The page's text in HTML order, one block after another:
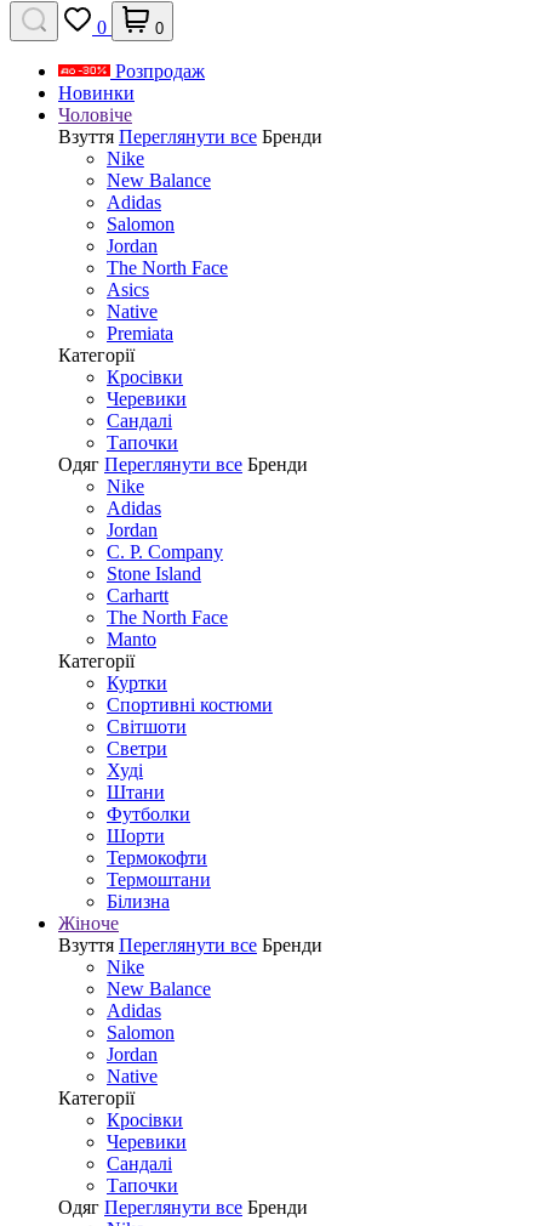
0 0
Розпродаж
Новинки
Чоловіче
Взуття Переглянути все Бренди
Nike
New Balance
Adidas
Salomon
Jordan
The North Face
Asics
Native
Premiata
Категорії
Кросівки
Черевики
Сандалі
Tапочки
Одяг Переглянути все Бренди
Nike
Adidas
Jordan
C. P. Company
Stone Island
Carhartt
The North Face
Manto
Категорії
Куртки
Спортивні костюми
Світшоти
Светри
Худі
Штани
Футболки
Шорти
Термокофти
Термоштани
Білизна
Жіноче
Взуття Переглянути все Бренди
Nike
New Balance
Adidas
Salomon
Jordan
Native
Категорії
Кросівки
Черевики
Сандалі
Tапочки
Одяг Переглянути все Бренди